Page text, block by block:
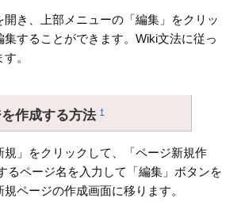
き、上部メニューの「編集」をクリッ
集することができます。Wiki文法に従っ
。
作成する方法†
規」をクリックして、「ページ新規作
るページ名を入力して「編集」ボタンを
ページの作成画面に移ります。